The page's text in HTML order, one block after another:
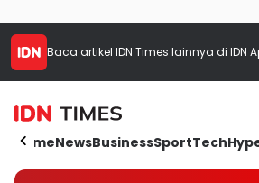
Baca artikel IDN Times lainnya di IDN
HomeNewsBusinessSportTech